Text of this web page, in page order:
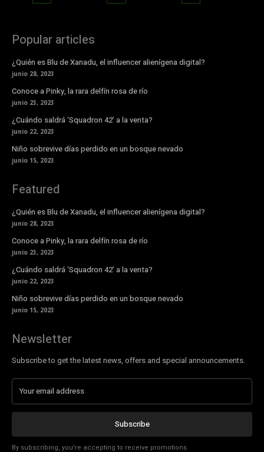
Popular articles
¿Quién es Blu de Xanadu, el influencer alienígena digital?
junio 28, 2023
Conoce a Pinky, la rara delfín rosa de río
junio 23, 2023
¿Cuándo saldrá ‘Squadron 42’ a la venta?
junio 22, 2023
Niño sobrevive días perdido en un bosque nevado
junio 15, 2023
Featured
¿Quién es Blu de Xanadu, el influencer alienígena digital?
junio 28, 2023
Conoce a Pinky, la rara delfín rosa de río
junio 23, 2023
¿Cuándo saldrá ‘Squadron 42’ a la venta?
junio 22, 2023
Niño sobrevive días perdido en un bosque nevado
junio 15, 2023
Newsletter
Subscribe to get the latest news, offers and special announcements.
Subscribe
By subscribing, you're accepting to receive promotions.